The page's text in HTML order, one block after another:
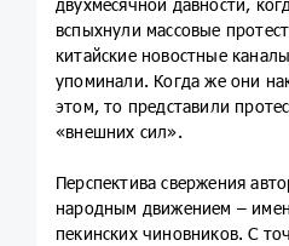
двухмесячной давности,
вспыхнули массовые
китайские новостные
упоминали. Когда же они
этом, то представили
«внешних сил».
Перспектива свержения
народным движением –
пекинских чиновников. С